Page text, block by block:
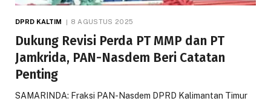
DPRD KALTIM 8 AGUSTUS 2025
Dukung Revisi Perda PT MMP dan PT
Jamkrida, PAN-Nasdem Beri Catatan
Penting
SAMARINDA: Fraksi PAN-Nasdem DPRD Kalimantan Timur